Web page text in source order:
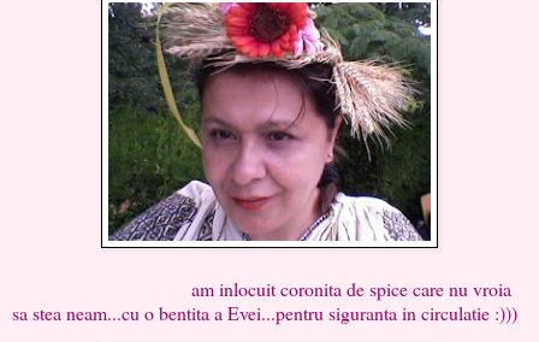
am inlocuit coronita de spice care nu vroia
sa stea neam...cu o bentita a Evei...pentru siguranta in circulatie :)))